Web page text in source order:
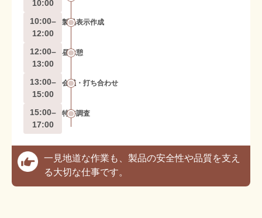
10:00
10:00–
12:00
製品表示作成
12:00–
13:00
昼休憩
13:00–
15:00
会議・打ち合わせ
15:00–
17:00
特許調査
一見地道な作業も、製品の安全性や品質を支え
る大切な仕事です。